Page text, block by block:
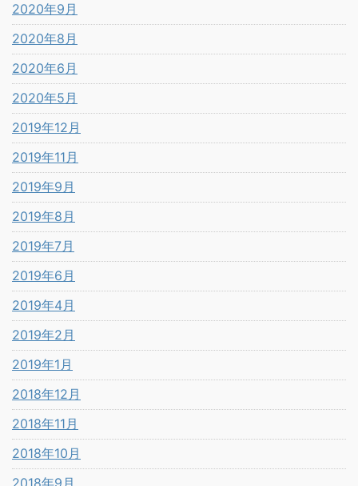
2020年9月
2020年8月
2020年6月
2020年5月
2019年12月
2019年11月
2019年9月
2019年8月
2019年7月
2019年6月
2019年4月
2019年2月
2019年1月
2018年12月
2018年11月
2018年10月